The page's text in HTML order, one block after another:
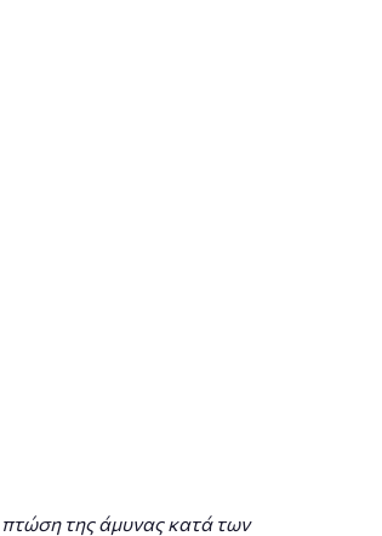
της άμυνας κατά των